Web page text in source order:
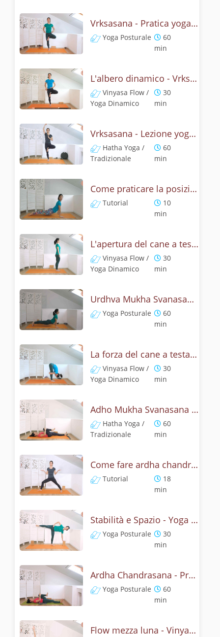
Vrksasana - Pratica yoga con l'anatomia dell'albero
Yoga Posturale
60
min
L'albero dinamico - Vrksasana vinyasa flow
Vinyasa Flow /
Yoga Dinamico
30
min
Vrksasana - Lezione yoga con la storia dell'albero
Hatha Yoga /
Tradizionale
60
min
Come praticare la posizione del cane a testa su, Urdhva Mukha Svanasana? Tutorial
Tutorial
10
min
L'apertura del cane a testa in su - Yoga dinamico
Vinyasa Flow /
Yoga Dinamico
30
min
Urdhva Mukha Svanasana - Pratica yoga con l'anatomia del cane a testa on su
Yoga Posturale
60
min
La forza del cane a testa in su - Yoga Dinamico
Vinyasa Flow /
Yoga Dinamico
30
min
Adho Mukha Svanasana - Lezione yoga con la storia del cane
Hatha Yoga /
Tradizionale
60
min
Come fare ardha chandrasana, la posizione della mezza luna? Tutorial
Tutorial
18
min
Stabilità e Spazio - Yoga con la mezza luna
Yoga Posturale
30
min
Ardha Chandrasana - Pratica yoga con l'anatomia della mezza luna
Yoga Posturale
60
min
Flow mezza luna - Vinyasa yoga con ardha chandrasana